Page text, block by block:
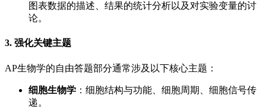
图表数据的描述、结果的统计分析以及对实验变量的讨
论。
3. 强化关键主题
AP生物学的自由答题部分通常涉及以下核心主题：
细胞生物学 ：细胞结构与功能、细胞周期、细胞信号传
递。